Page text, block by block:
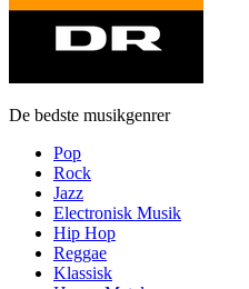
De bedste musikgenrer
Pop
Rock
Jazz
Electronisk Musik
Hip Hop
Reggae
Klassisk